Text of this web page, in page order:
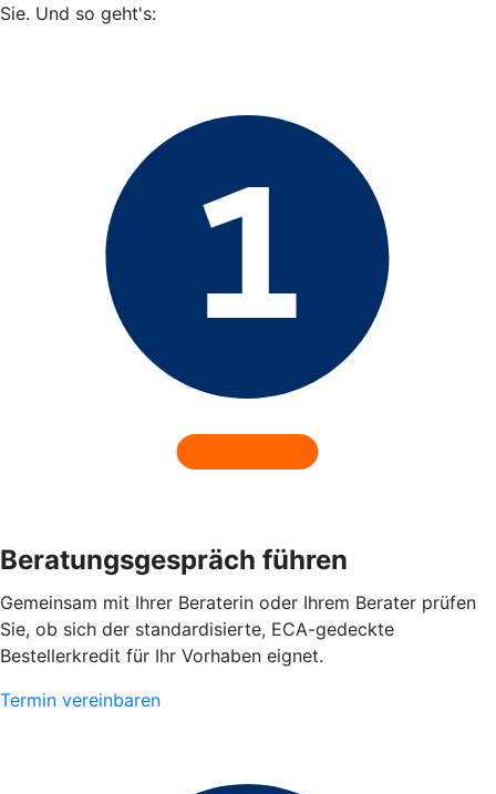
Sie. Und so geht's:
Beratungsgespräch führen
Gemeinsam mit Ihrer Beraterin oder Ihrem Berater prüfen
Sie, ob sich der standardisierte, ECA-gedeckte
Bestellerkredit für Ihr Vorhaben eignet.
Termin vereinbaren